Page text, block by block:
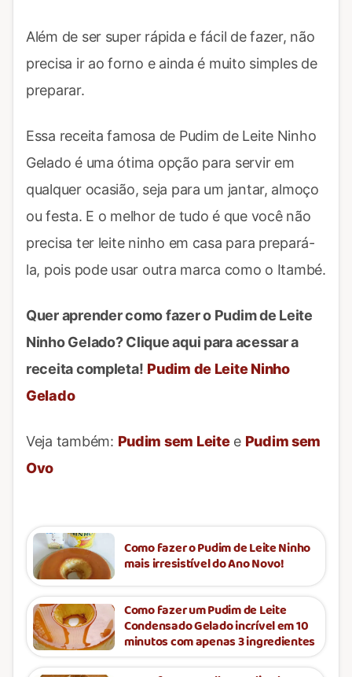
Além de ser super rápida e fácil de fazer, não
precisa ir ao forno e ainda é muito simples de
preparar.
Essa receita famosa de Pudim de Leite Ninho
Gelado é uma ótima opção para servir em
qualquer ocasião, seja para um jantar, almoço
ou festa. E o melhor de tudo é que você não
precisa ter leite ninho em casa para prepará-
la, pois pode usar outra marca como o Itambé.
Quer aprender como fazer o Pudim de Leite
Ninho Gelado? Clique aqui para acessar a
receita completa! Pudim de Leite Ninho
Gelado
Veja também: Pudim sem Leitee Pudim sem
Ovo
Como fazer o Pudim de Leite Ninho
mais irresistível do Ano Novo!
Como fazer um Pudim de Leite
Condensado Gelado incrível em 10
minutos com apenas 3 ingredientes